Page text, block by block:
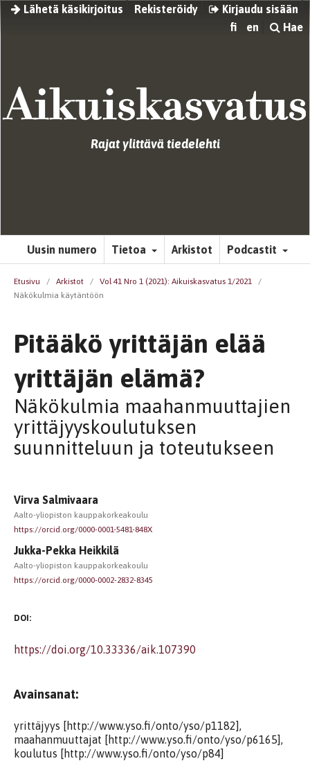
Lähetä käsikirjoitus Rekisteröidy
Kirjaudu sisään
fi
en Hae
Rajat ylittävä tiedelehti
Uusin numero Tietoa Arkistot Podcastit
Etusivu / Arkistot / Vol 41 Nro 1 (2021): Aikuiskasvatus 1/2021
/
Näkökulmia käytäntöön
Pitääkö yrittäjän elää
yrittäjän elämä?
Näkökulmia maahanmuuttajien
yrittäjyyskoulutuksen
suunnitteluun ja toteutukseen
Virva Salmivaara
Aalto-yliopiston kauppakorkeakoulu
https://orcid.org/0000-0001-5481-848X
Jukka-Pekka Heikkilä
Aalto-yliopiston kauppakorkeakoulu
https://orcid.org/0000-0002-2832-8345
DOI:
https://doi.org/10.33336/aik.107390
Avainsanat:
yrittäjyys [http://www.yso.fi/onto/yso/p1182],
maahanmuuttajat [http://www.yso.fi/onto/yso/p6165],
koulutus [http://www.yso.fi/onto/yso/p84]